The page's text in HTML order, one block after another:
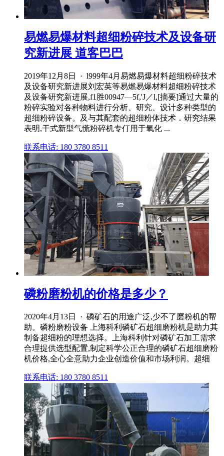
易燃易爆材料超细粉碎技术及设备研
究新进展 道客巴巴
2019年12月8日 · l999年4月易燃易爆材料超细粉碎技术
及设备研究新进展刘宏英等易燃易爆材料超细粉碎技术
及设备研究新进展,f1胜00947—5f,'J／l,[摘要]通过大量的
粉碎实验对各种物料进行分析、研究、设计多种类型的
超细粉碎设备。及与其配套的超细粉体技术．研究结果
表明,干式新型气慌粉碎机专仃用于氧化 ...
联系电话: 180 3780 8511
磷粉磨粉机的价格是多少？
2020年4月13日 · 磷矿石的用途广泛,少不了磨粉机的帮
助。磷粉磨粉设备 上海科利磷矿石超细磨粉机是助力其
制备超细粉的理想选择。上海科利针对磷矿石加工需求
合理提供选型配置,制定科学公正合理的磷矿石超细磨粉
机价格,全心全意助力企业创造价值和市场利润。超细
联系电话: 180 3780 8511